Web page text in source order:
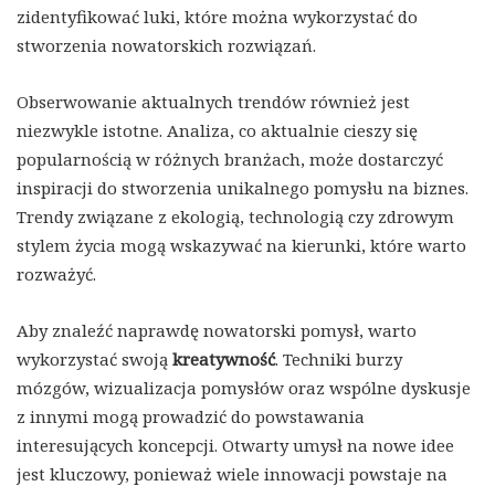
zidentyfikować luki, które można wykorzystać do
stworzenia nowatorskich rozwiązań.
Obserwowanie aktualnych trendów również jest
niezwykle istotne. Analiza, co aktualnie cieszy się
popularnością w różnych branżach, może dostarczyć
inspiracji do stworzenia unikalnego pomysłu na biznes.
Trendy związane z ekologią, technologią czy zdrowym
stylem życia mogą wskazywać na kierunki, które warto
rozważyć.
Aby znaleźć naprawdę nowatorski pomysł, warto
wykorzystać swoją kreatywność. Techniki burzy
mózgów, wizualizacja pomysłów oraz wspólne dyskusje
z innymi mogą prowadzić do powstawania
interesujących koncepcji. Otwarty umysł na nowe idee
jest kluczowy, ponieważ wiele innowacji powstaje na